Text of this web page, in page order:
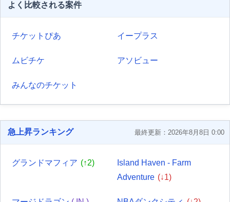
よく比較される案件
チケットぴあ イープラス
ムビチケ アソビュー
みんなのチケット
急上昇ランキング 最終更新：2026年8月8日 0:00
グランドマフィア (↑2)
Island Haven - Farm
Adventure (↓1)